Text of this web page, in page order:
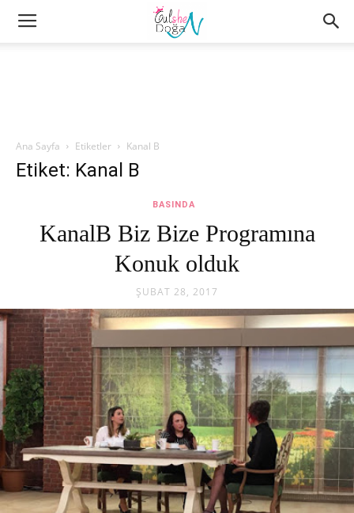
Ana Sayfa Etiketler Kanal B
Etiket: Kanal B
BASINDA
KanalB Biz Bize Programına
Konuk olduk
ŞUBAT 28, 2017